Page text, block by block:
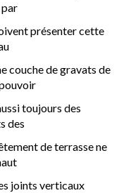
par
présenter cette
couche de gravats de
toujours des
des
de terrasse ne
joints verticaux